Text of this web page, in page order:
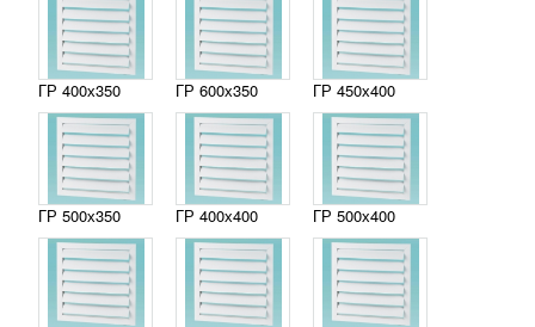
ГР 400х350
ГР 500х350
ГР 600х350
ГР 400х400
ГР 450х400
ГР 500х400